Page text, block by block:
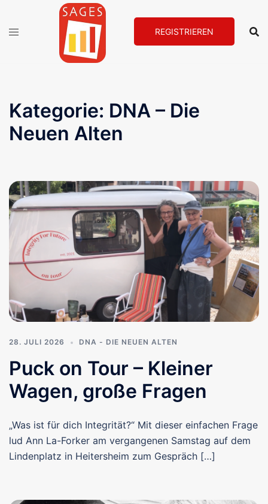
springen
REGISTRIEREN
Kategorie: DNA – Die
Neuen Alten
28. JULI 2026 DNA - DIE NEUEN ALTEN
Puck on Tour – Kleiner
Wagen, große Fragen
„Was ist für dich Integrität?“ Mit dieser einfachen Frage
lud Ann La-Forker am vergangenen Samstag auf dem
Lindenplatz in Heitersheim zum Gespräch […]